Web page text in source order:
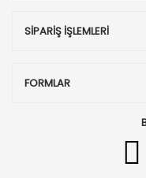
SİPARİŞ İŞLEMLERİ
FORMLAR